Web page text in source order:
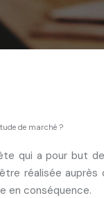
de marché ?
qui a pour but
réalisée auprès
en conséquence.